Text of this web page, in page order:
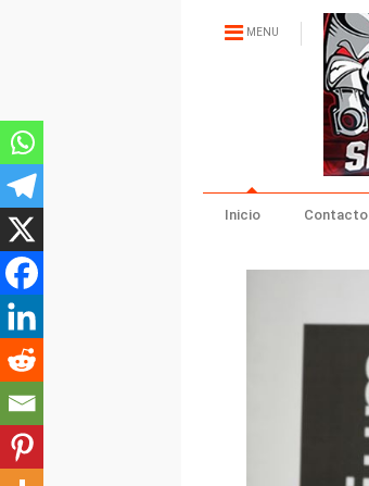
MENU
Inicio Contacto